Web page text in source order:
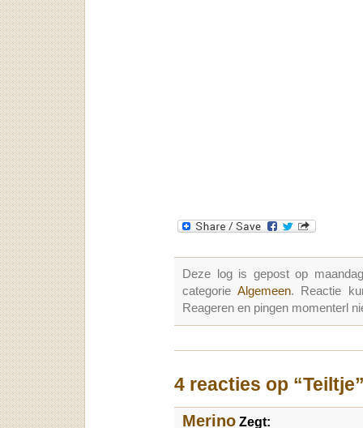
Deze log is gepost op
categorie Algemeen. Reactie
Reageren en pingen momenterl
4 reacties op
Merino Zegt: